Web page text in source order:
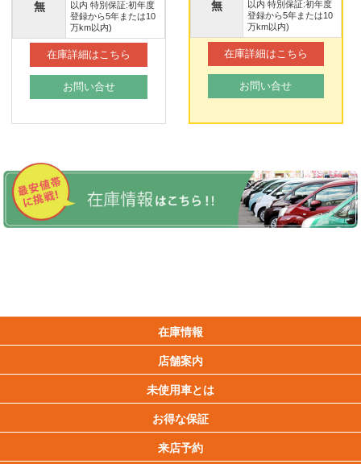
無
以内 特別保証:初年度
登録から5年または10
万km以内)
在庫詳細はこちら
お問い合せ
無
以内 特別保証:初年度
登録から5年または10
万km以内)
在庫詳細はこちら
お問い合せ
在庫情報
店舗案内
未使用車とは
お得な保証
来店予約